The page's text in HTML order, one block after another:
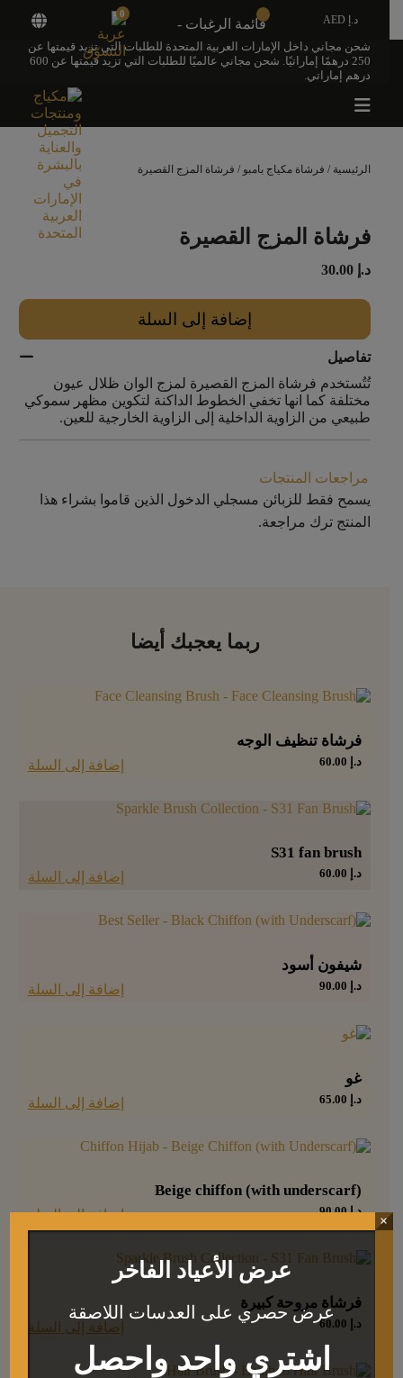
شحن مجاني داخل الإمارات العربية المتحدة للطلبات التي تزيد قيمتها عن
250 درهمًا إماراتيًا. شحن مجاني عالميًا للطلبات التي تزيد قيمتها عن 600
درهم إماراتي.
الرئيسية / فرشاة مكياج بامبو / فرشاة المزج القصيرة
فرشاة المزج القصيرة
د.إ
إضافة إلى السلة
تفاصيل
تُتُستخدم فرشاة المزج القصيرة لمزج الوان ظلال عيون
مختلفة كما انها تخفي الخطوط الداكنة لتكوين مظهر سموكي
طبيعي من الزاوية الداخلية إلى الزاوية الخارجية للعين.
مراجعات المنتجات
يسمح فقط للزبائن مسجلي الدخول الذين قاموا بشراء هذا
المنتج ترك مراجعة.
ربما يعجبك أيضا
فرشاة تنظيف الوجه
د.إ إضافة إلى السلة
S31 fan brush
د.إ إضافة إلى السلة
شيفون أسود
د.إ إضافة إلى السلة
غو
د.إ إضافة إلى السلة
Beige chiffon (with underscarf)
د.إ90.00 إضافة إلى السلة
فرشاة مروحة كبيرة
د.إ إضافة إلى السلة
د.إ AED قائمة الرغبات -
0
عرض الأعياد الفاخر
عرض حصري على العدسات اللاصقة
اشتري واحد واحصل
×